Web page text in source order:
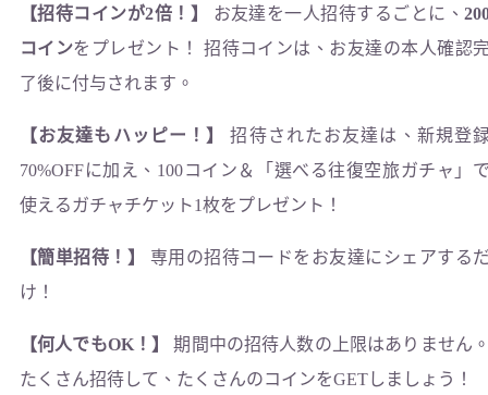
【招待コインが2倍！】 お友達を一人招待するごとに、
コインをプレゼント！ 招待コインは、お友達の本人確認
了後に付与されます。
【お友達もハッピー！】
招待されたお友達は、新規登
70%OFFに加え、100コイン＆「選べる往復空旅ガチャ」
使えるガチャチケット1枚をプレゼント！
【簡単招待！】
専用の招待コードをお友達にシェアする
け！
【何人でもOK！】
期間中の招待人数の上限はありません
たくさん招待して、たくさんのコインをGETしましょう！